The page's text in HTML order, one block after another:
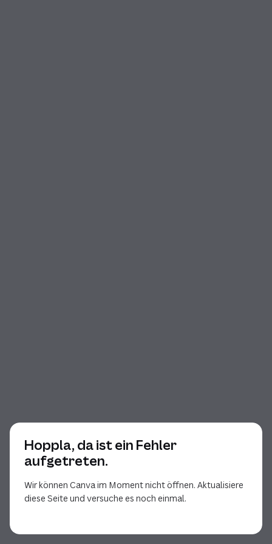
Hoppla, da ist ein Fehler
aufgetreten.
Wir können Canva im Moment nicht öffnen. Aktualisiere
diese Seite und versuche es noch einmal.